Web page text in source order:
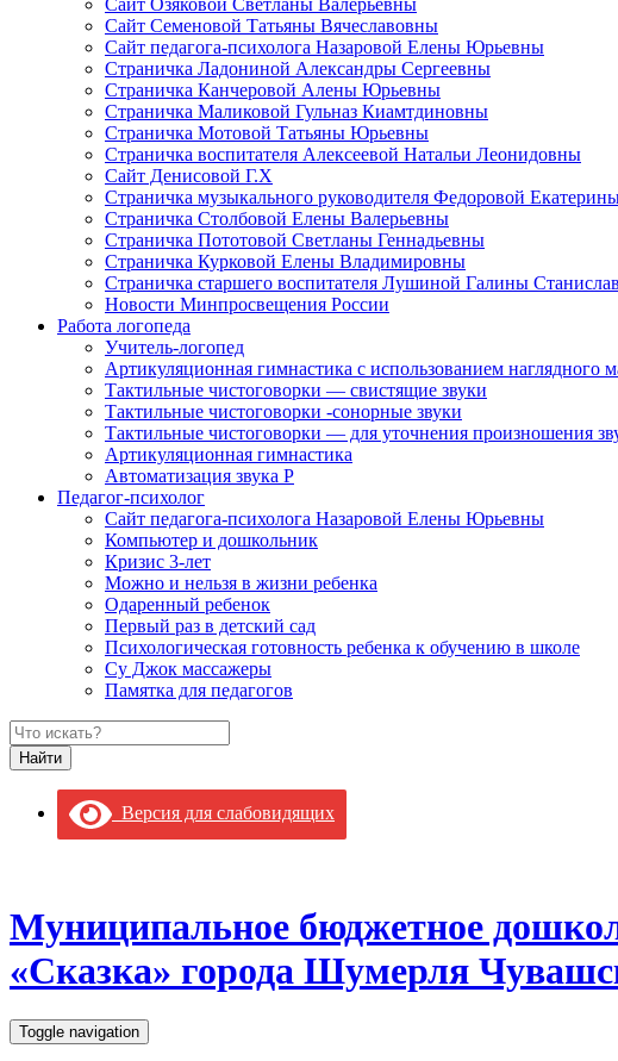
Сайт Озяковой Светланы Валерьевны
Сайт Семеновой Татьяны Вячеславовны
Сайт педагога-психолога Назаровой Елены Юрьевны
Страничка Ладониной Александры Сергеевны
Страничка Канчеровой Алены Юрьевны
Страничка Маликовой Гульназ Киамтдиновны
Страничка Мотовой Татьяны Юрьевны
Cтраничка воспитателя Алексеевой Натальи Леонидовны
Сайт Денисовой Г.Х
Страничка музыкального руководителя Федоровой
Страничка Столбовой Елены Валерьевны
Страничка Пототовой Светланы Геннадьевны
Страничка Курковой Елены Владимировны
Страничка старшего воспитателя Лушиной Галины
Новости Минпросвещения России
Работа логопеда
Учитель-логопед
Артикуляционная гимнастика с использованием наглядного
Тактильные чистоговорки — свистящие звуки
Тактильные чистоговорки -сонорные звуки
Тактильные чистоговорки — для уточнения произношения
Артикуляционная гимнастика
Автоматизация звука Р
Педагог-психолог
Сайт педагога-психолога Назаровой Елены Юрьевны
Компьютер и дошкольник
Кризис 3-лет
Можно и нельзя в жизни ребенка
Одаренный ребенок
Первый раз в детский сад
Психологическая готовность ребенка к обучению в школе
Су Джок массажеры
Памятка для педагогов
Версия для слабовидящих
Муниципальное бюджетное
«Сказка» города Шумерля
Toggle navigation